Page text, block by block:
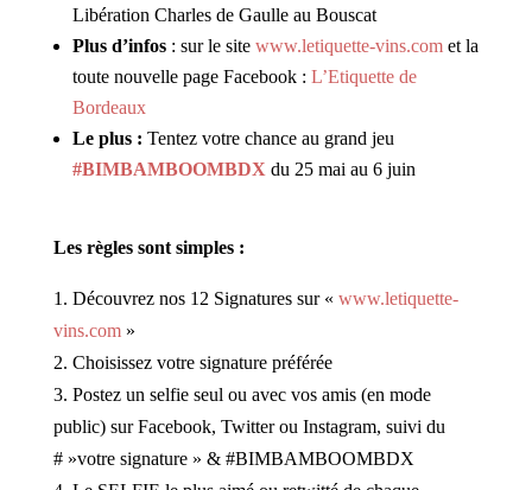
Libération Charles de Gaulle au Bouscat
Plus d’infos: sur le site www.letiquette-vins.comet la
toute nouvelle page Facebook : L’Etiquette de
Bordeaux
Le plus : Tentez votre chance au grand jeu
#BIMBAMBOOMBDX du 25 mai au 6 juin
Les règles sont simples :
1. Découvrez nos 12 Signatures sur « www.letiquette-
vins.com»
2. Choisissez votre signature préférée
3. Postez un selfie seul ou avec vos amis (en mode
public) sur Facebook, Twitter ou Instagram, suivi du
# »votre signature » & #BIMBAMBOOMBDX